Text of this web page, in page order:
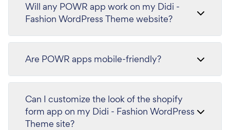
Will any POWR app work on my Didi -
Fashion WordPress Theme website?
Are POWR apps mobile-friendly?
Can I customize the look of the shopify
form app on my Didi - Fashion WordPress
Theme site?